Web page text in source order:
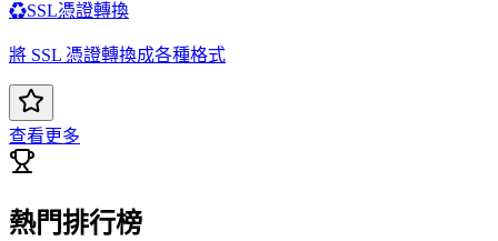
♻️SSL憑證轉換
將 SSL 憑證轉換成各種格式
查看更多
熱門排行榜